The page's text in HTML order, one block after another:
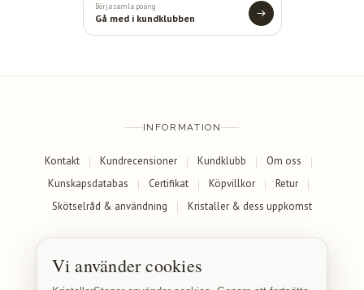
Börja samla poäng
Gå med i kundklubben
INFORMATION
Kontakt Kundrecensioner Kundklubb
Om oss
Kunskapsdatabas
Certifikat Köpvillkor
Retur
Skötselråd & användning
Kristaller & dess uppkomst
Vi använder cookies